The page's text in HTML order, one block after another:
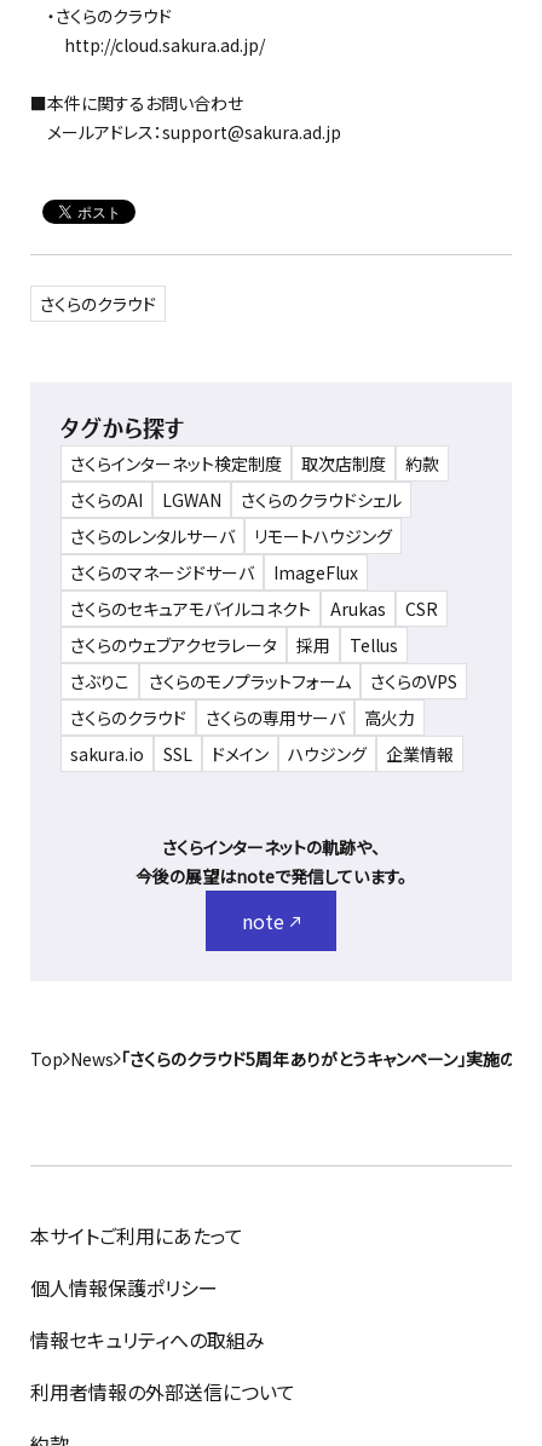
・さくらのクラウド
http://cloud.sakura.ad.jp/
■本件に関するお問い合わせ
メールアドレス：support@sakura.ad.jp
さくらのクラウド
タグから探す
さくらインターネット検定制度 取次店制度
約款
さくらのAI
LGWAN
さくらのクラウドシェル
さくらのレンタルサーバ
リモートハウジング
さくらのマネージドサーバ
ImageFlux
さくらのセキュアモバイルコネクト
Arukas
CSR
さくらのウェブアクセラレータ
採用
Tellus
さぶりこ
さくらのモノプラットフォーム
さくらのVPS
さくらのクラウド
さくらの専用サーバ
高火力
sakura.io
SSL ドメイン ハウジング 企業情報
さくらインターネットの軌跡や、
今後の展望はnoteで発信しています。
note
Top News 「さくらのクラウド5周年ありがとうキャンペーン」実施のお
本サイトご利用にあたって
個人情報保護ポリシー
情報セキュリティへの取組み
利用者情報の外部送信について